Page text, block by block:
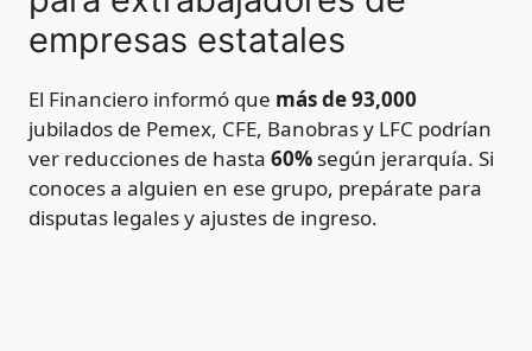
empresas estatales
El Financiero informó que más de 93,000
jubilados de Pemex, CFE, Banobras y LFC podrían
ver reducciones de hasta 60% según jerarquía. Si
conoces a alguien en ese grupo, prepárate para
disputas legales y ajustes de ingreso.